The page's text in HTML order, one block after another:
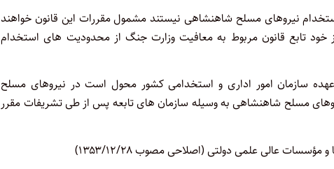
نیروهای مسلح شاهنشاهی نیستند مشمول مقررات این قانون خواهند
خود تابع قانون مربوط به معافیت وزارت جنگ از محدودیت های استخدام
سازمان امور اداری و استخدامی کشور محول است در نیروهای مسلح
مسلح شاهنشاهی به وسیله سازمان های تابعه پس از طی تشریفات مقرر
عالی علمی دولتی (اصلاحی مصوب ۱۳۵۳/۱۲/۲۸)